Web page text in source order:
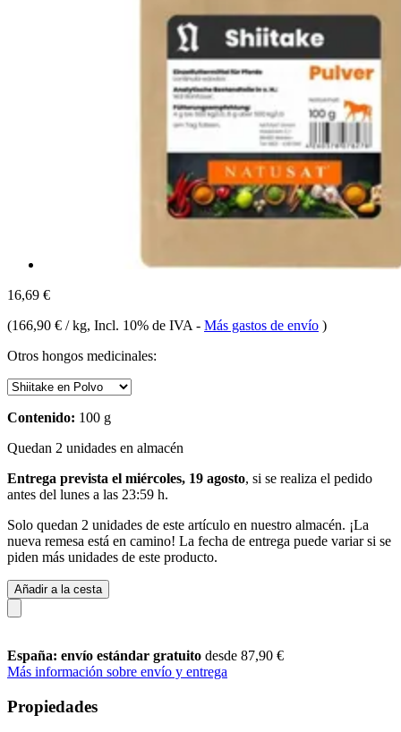
16,69 €
(166,90 € / kg, Incl. 10% de IVA - Más gastos de envío )
Otros hongos medicinales:
Contenido: 100 g
Quedan 2 unidades en almacén
Entrega prevista el miércoles, 19 agosto, si se realiza el pedido
antes del lunes a las 23:59 h.
Solo quedan 2 unidades de este artículo en nuestro almacén. ¡La
nueva remesa está en camino! La fecha de entrega puede variar si se
piden más unidades de este producto.
Añadir a la cesta
España: envío estándar gratuito desde 87,90 €
Más información sobre envío y entrega
Propiedades